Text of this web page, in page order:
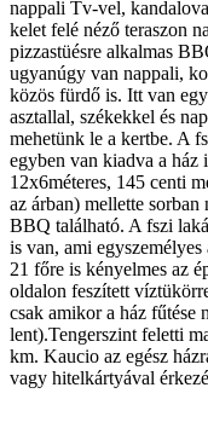
nappali Tv-vel,
kelet felé néző teraszon
pizzastüésre alkalmas
ugyanúgy van nappali,
közös fürdő is. Itt van
asztallal, székekkel és
mehetünk le a kertbe. A
egyben van kiadva a
12x6méteres, 145 centi
az árban) mellette
BBQ található. A fszi
is van, ami
21 főre is kényelmes az
oldalon feszített
csak amikor a ház fűtése
lent).Tengerszint feletti
km. Kaucio az egész
vagy hitelkártyával